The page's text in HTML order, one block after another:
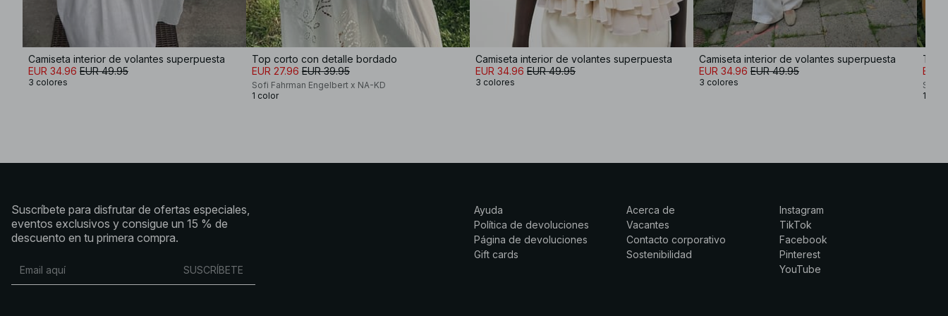
Camiseta interior de volantes superpuesta
EUR 34.96 EUR 49.95
3 colores
Top corto con detalle bordado
EUR 27.96 EUR 39.95
Sofi Fahrman Engelbert x NA-KD
1 color
Camiseta interior de volantes superpuesta
EUR 34.96 EUR 49.95
3 colores
Camiseta interior de volantes superpuesta
EUR 34.96 EUR 49.95
3 colores
Top
EUR
Sofi
1
Suscríbete para disfrutar de ofertas especiales,
eventos exclusivos y consigue un 15 % de
descuento en tu primera compra.
SUSCRÍBETE
Ayuda
Política de devoluciones
Página de devoluciones
Gift cards
Acerca de
Vacantes
Contacto corporativo
Sostenibilidad
Instagram
TikTok
Facebook
Pinterest
YouTube